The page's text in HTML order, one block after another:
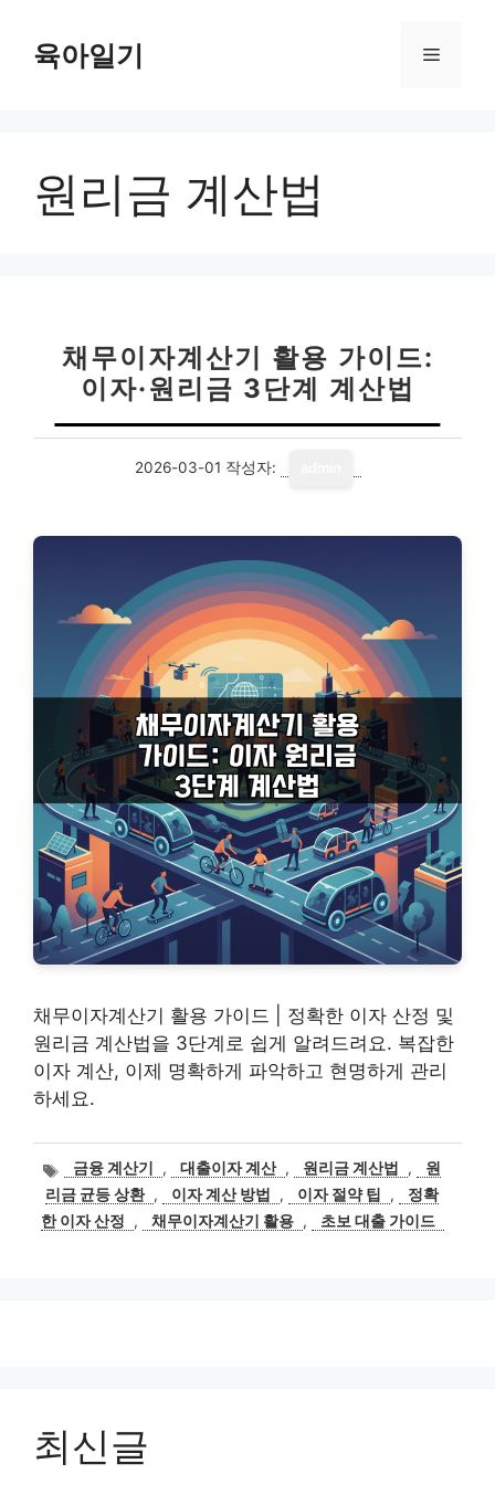
육아일기 메
원리금 계산법
채무이자계산기 활용 가이드:
이자·원리금 3단계 계산법
2026-03-01 작성자:
채무이자계산기 활용 가이드 | 정확한 이자 산정 및
원리금 계산법을 3단계로 쉽게 알려드려요. 복잡한
이자 계산, 이제 명확하게 파악하고 현명하게 관리
하세요.
태
그
금융 계산기 , 대출이자 계산 , 원리금 계산법 ,
원
리금 균등 상환 , 이자 계산 방법 , 이자 절약 팁 ,
정확
한 이자 산정
, 채무이자계산기 활용 , 초보 대출 가이드
최신글